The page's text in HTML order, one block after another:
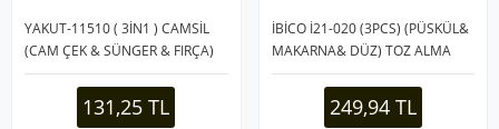
YAKUT-11510 ( 3İN1 ) CAMSİL
(CAM ÇEK & SÜNGER & FIRÇA)
TEMİZLİK ALETİ (OYNAR BAŞLIK
& SPREYLİ SU HAZNELİ
131,25 TL
İBİCO İ21-020 (3PCS) (PÜSKÜL&
MAKARNA& DÜZ) TOZ ALMA
SET (ESNEK BAŞLI-43CM) (
UZAYAN SAPLI=43-205CM)
(BRKT-910200)*100
249,94 TL